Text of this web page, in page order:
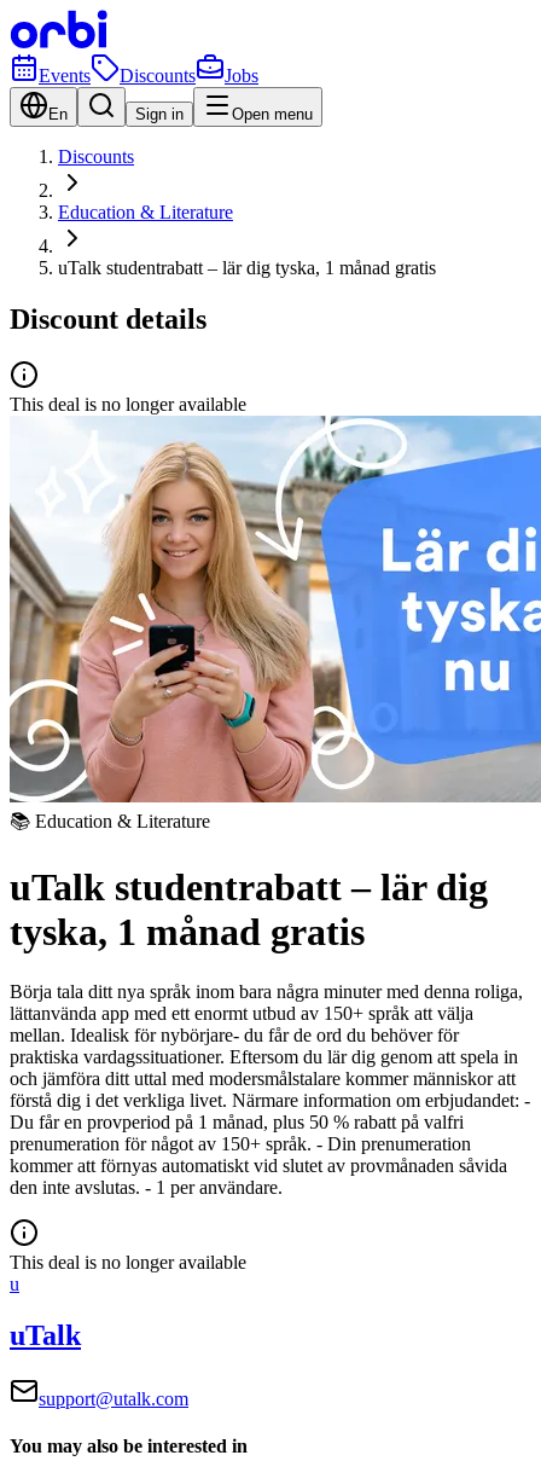
Events Discounts Jobs
En Sign in Open menu
Discounts
Education & Literature
uTalk studentrabatt – lär dig tyska, 1 månad gratis
Discount details
This deal is no longer available
📚 Education & Literature
uTalk studentrabatt – lär dig
tyska, 1 månad gratis
Börja tala ditt nya språk inom bara några minuter med denna roliga,
lättanvända app med ett enormt utbud av 150+ språk att välja
mellan. Idealisk för nybörjare- du får de ord du behöver för
praktiska vardagssituationer. Eftersom du lär dig genom att spela in
och jämföra ditt uttal med modersmålstalare kommer människor att
förstå dig i det verkliga livet. Närmare information om erbjudandet: -
Du får en provperiod på 1 månad, plus 50 % rabatt på valfri
prenumeration för något av 150+ språk. - Din prenumeration
kommer att förnyas automatiskt vid slutet av provmånaden såvida
den inte avslutas. - 1 per användare.
This deal is no longer available
u
uTalk
support@utalk.com
You may also be interested in